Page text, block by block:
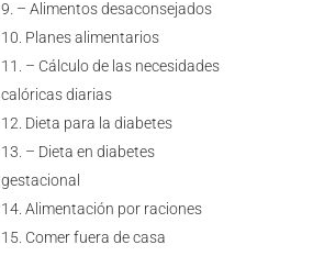
– Alimentos desaconsejados
Planes alimentarios
– Cálculo de las necesidades
calóricas diarias
Dieta para la diabetes
– Dieta en diabetes
gestacional
Alimentación por raciones
Comer fuera de casa